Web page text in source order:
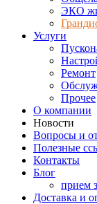
ЭКО
Услуги
Ремонт
Прочее
О компании
Новости
Вопросы и
Полезные
Контакты
Блог
прием
Доставка и